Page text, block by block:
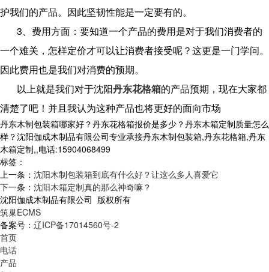
护我们的产品。因此坚韧性能是一定要有的。
3、费用方面：要知道一个产品的费用是对于我们消费者的
一个难关，怎样定价才可以让消费者接受呢？这更是一门学问。
因此费用也是我们对消费的预期。
以上就是我们对于沈阳丹东花格箱的产品预期，现在大家都
清楚了吧！并且我认为这种产品也将更好的面向市场
丹东木制包装箱哪家好？丹东花格箱报价是多少？丹东木箱定制质量怎么
样？沈阳伽成木制品有限公司专业承接丹东木制包装箱,丹东花格箱,丹东
木箱定制,,电话:15904068499
标签：
上一条： 沈阳木制包装箱到底有什么好？让这么多人喜爱它
下一条： 沈阳木箱定制真的那么神奇嘛？
沈阳伽成木制品有限公司 版权所有
筑巢ECMS
备案号： 辽ICP备17014560号-2
首页
电话
产品